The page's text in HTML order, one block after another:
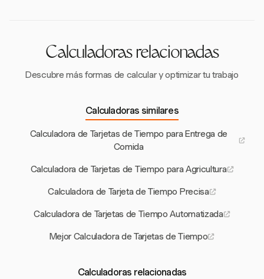
Calculadoras relacionadas
Descubre más formas de calcular y optimizar tu trabajo
Calculadoras similares
Calculadora de Tarjetas de Tiempo para Entrega de
Comida
Calculadora de Tarjetas de Tiempo para Agricultura
Calculadora de Tarjeta de Tiempo Precisa
Calculadora de Tarjetas de Tiempo Automatizada
Mejor Calculadora de Tarjetas de Tiempo
Calculadoras relacionadas